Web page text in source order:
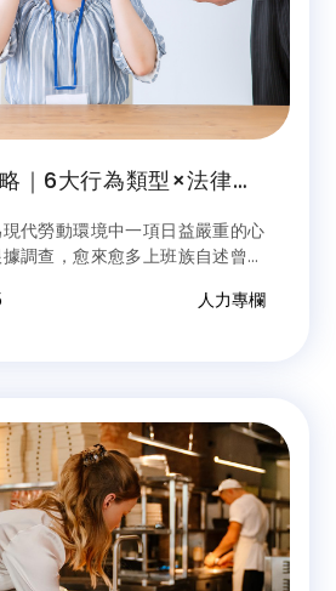
｜6大行為類型×法律責
代勞動環境中一項日益嚴重的心
調查，愈來愈多上班族自述曾遭
什麼是職場霸凌」仍存有模糊印
人力專欄